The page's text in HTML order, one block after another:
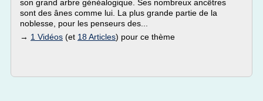
son grand arbre généalogique. Ses nombreux ancêtres
sont des ânes comme lui. La plus grande partie de la
noblesse, pour les penseurs des...
→ 1 Vidéos (et 18 Articles) pour ce thème